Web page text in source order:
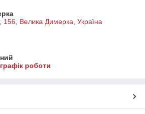
156, Велика Димерка, Україна
роботи